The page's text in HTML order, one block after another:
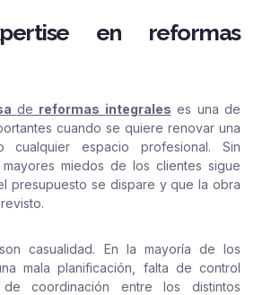
en reformas
de reformas integrales es una de
cuando se quiere renovar una
espacio profesional. Sin
miedos de los clientes sigue
presupuesto se dispare y que la obra
casualidad. En la mayoría de los
mala planificación, falta de control
coordinación entre los distintos